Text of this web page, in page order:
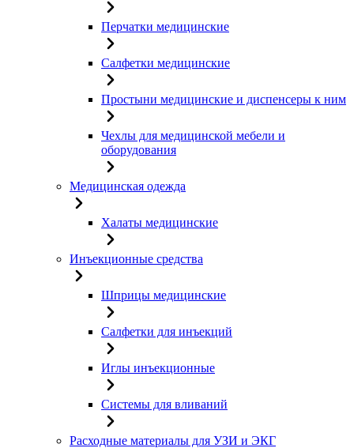
Перчатки медицинские
Салфетки медицинские
Простыни медицинские и диспенсеры к ним
Чехлы для медицинской мебели и
оборудования
Медицинская одежда
Халаты медицинские
Инъекционные средства
Шприцы медицинские
Салфетки для инъекций
Иглы инъекционные
Системы для вливаний
Расходные материалы для УЗИ и ЭКГ